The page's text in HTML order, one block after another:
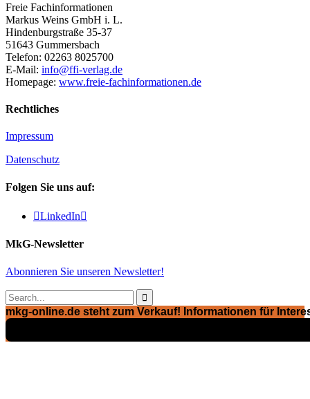
Freie Fachinformationen
Markus Weins GmbH i. L.
Hindenburgstraße 35-37
51643 Gummersbach
Telefon: 02263 8025700
E-Mail: info@ffi-verlag.de
Homepage: www.freie-fachinformationen.de
Rechtliches
Impressum
Datenschutz
Folgen Sie uns auf:
LinkedIn
MkG-Newsletter
Abonnieren Sie unseren Newsletter!

mkg-online.de steht zum Verkauf! Informationen für